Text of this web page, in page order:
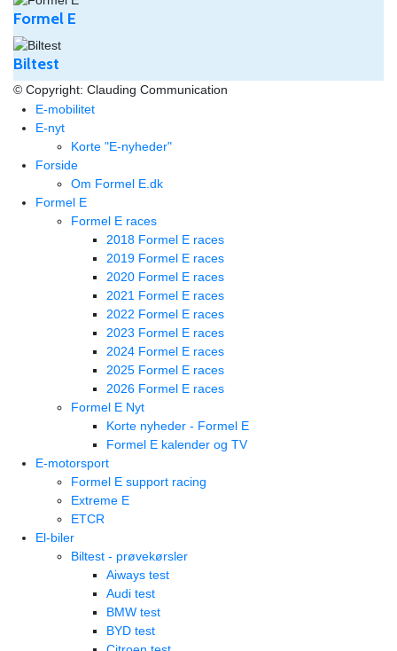
Formel E
Biltest
© Copyright: Clauding Communication
E-mobilitet
E-nyt
Korte "E-nyheder"
Forside
Om Formel E.dk
Formel E
Formel E races
2018 Formel E races
2019 Formel E races
2020 Formel E races
2021 Formel E races
2022 Formel E races
2023 Formel E races
2024 Formel E races
2025 Formel E races
2026 Formel E races
Formel E Nyt
Korte nyheder - Formel E
Formel E kalender og TV
E-motorsport
Formel E support racing
Extreme E
ETCR
El-biler
Biltest - prøvekørsler
Aiways test
Audi test
BMW test
BYD test